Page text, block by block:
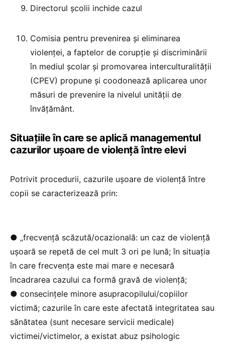
Directorul școlii inchide cazul
Comisia pentru prevenirea şi eliminarea
violenței, a faptelor de corupție şi discriminării
în mediul școlar şi promovarea interculturalității
(CPEV) propune și coodonează aplicarea unor
măsuri de prevenire la nivelul unității de
învățământ.
Situațiile în care se aplică managementul
cazurilor ușoare de violență între elevi
Potrivit procedurii, cazurile ușoare de violență între
copii se caracterizează prin:
● „frecvență scăzută/ocazională: un caz de violență
ușoară se repetă de cel mult 3 ori pe lună; în situația
în care frecvența este mai mare e necesară
încadrarea cazului ca formă gravă de violență;
● consecințele minore asupracopilului/copiilor
victimă; cazurile în care este afectată integritatea sau
sănătatea (sunt necesare servicii medicale)
victimei/victimelor, a existat abuz psihologic